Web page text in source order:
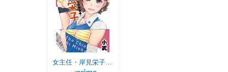
女主任・岸見栄子（３） (バンブーコミックス)